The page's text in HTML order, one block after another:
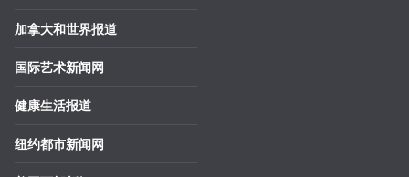
加拿大和世界报道
国际艺术新闻网
健康生活报道
纽约都市新闻网